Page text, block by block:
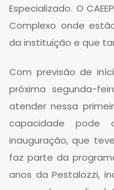
Especializado. O
Complexo onde
da instituição e que
Com previsão de
próxima segunda-
atender nessa
capacidade
inauguração, que
faz parte da
anos da Pestalozzi,